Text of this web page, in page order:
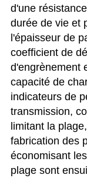
d'une
durée de vie et
l'épaisseur de
coefficient de
d'engrènement
capacité de
indicateurs de
transmission,
limitant la
fabrication des
économisant
plage sont